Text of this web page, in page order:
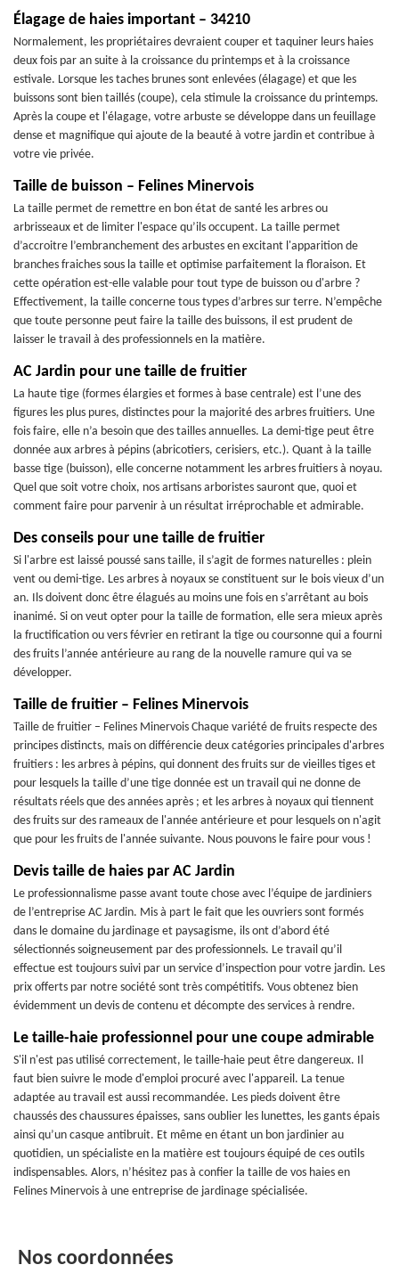
Élagage de haies important – 34210
Normalement, les propriétaires devraient couper et taquiner leurs haies
deux fois par an suite à la croissance du printemps et à la croissance
estivale. Lorsque les taches brunes sont enlevées (élagage) et que les
buissons sont bien taillés (coupe), cela stimule la croissance du printemps.
Après la coupe et l'élagage, votre arbuste se développe dans un feuillage
dense et magnifique qui ajoute de la beauté à votre jardin et contribue à
votre vie privée.
Taille de buisson – Felines Minervois
La taille permet de remettre en bon état de santé les arbres ou
arbrisseaux et de limiter l'espace qu’ils occupent. La taille permet
d’accroitre l’embranchement des arbustes en excitant l'apparition de
branches fraiches sous la taille et optimise parfaitement la floraison. Et
cette opération est-elle valable pour tout type de buisson ou d'arbre ?
Effectivement, la taille concerne tous types d’arbres sur terre. N’empêche
que toute personne peut faire la taille des buissons, il est prudent de
laisser le travail à des professionnels en la matière.
AC Jardin pour une taille de fruitier
La haute tige (formes élargies et formes à base centrale) est l’une des
figures les plus pures, distinctes pour la majorité des arbres fruitiers. Une
fois faire, elle n’a besoin que des tailles annuelles. La demi-tige peut être
donnée aux arbres à pépins (abricotiers, cerisiers, etc.). Quant à la taille
basse tige (buisson), elle concerne notamment les arbres fruitiers à noyau.
Quel que soit votre choix, nos artisans arboristes sauront que, quoi et
comment faire pour parvenir à un résultat irréprochable et admirable.
Des conseils pour une taille de fruitier
Si l'arbre est laissé poussé sans taille, il s’agit de formes naturelles : plein
vent ou demi-tige. Les arbres à noyaux se constituent sur le bois vieux d’un
an. Ils doivent donc être élagués au moins une fois en s’arrêtant au bois
inanimé. Si on veut opter pour la taille de formation, elle sera mieux après
la fructification ou vers février en retirant la tige ou coursonne qui a fourni
des fruits l’année antérieure au rang de la nouvelle ramure qui va se
développer.
Taille de fruitier – Felines Minervois
Taille de fruitier – Felines Minervois Chaque variété de fruits respecte des
principes distincts, mais on différencie deux catégories principales d'arbres
fruitiers : les arbres à pépins, qui donnent des fruits sur de vieilles tiges et
pour lesquels la taille d’une tige donnée est un travail qui ne donne de
résultats réels que des années après ; et les arbres à noyaux qui tiennent
des fruits sur des rameaux de l'année antérieure et pour lesquels on n'agit
que pour les fruits de l'année suivante. Nous pouvons le faire pour vous !
Devis taille de haies par AC Jardin
Le professionnalisme passe avant toute chose avec l’équipe de jardiniers
de l’entreprise AC Jardin. Mis à part le fait que les ouvriers sont formés
dans le domaine du jardinage et paysagisme, ils ont d’abord été
sélectionnés soigneusement par des professionnels. Le travail qu’il
effectue est toujours suivi par un service d’inspection pour votre jardin. Les
prix offerts par notre société sont très compétitifs. Vous obtenez bien
évidemment un devis de contenu et décompte des services à rendre.
Le taille-haie professionnel pour une coupe admirable
S'il n'est pas utilisé correctement, le taille-haie peut être dangereux. Il
faut bien suivre le mode d'emploi procuré avec l'appareil. La tenue
adaptée au travail est aussi recommandée. Les pieds doivent être
chaussés des chaussures épaisses, sans oublier les lunettes, les gants épais
ainsi qu’un casque antibruit. Et même en étant un bon jardinier au
quotidien, un spécialiste en la matière est toujours équipé de ces outils
indispensables. Alors, n’hésitez pas à confier la taille de vos haies en
Felines Minervois à une entreprise de jardinage spécialisée.
Nos coordonnées